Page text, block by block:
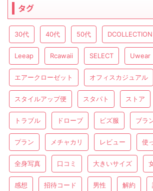
タグ
30代 40代 50代 DCOLLECTION
Leeap Rcawaii SELECT Uwear
エアークローゼット オフィスカジュアル
スタイルアップ便 スタパト ストア
トラブル ドローブ ビズ服 ブラ
プラン メチャカリ レビュー 使
全身写真 口コミ 大きいサイズ
感想 招待コード 男性 解約